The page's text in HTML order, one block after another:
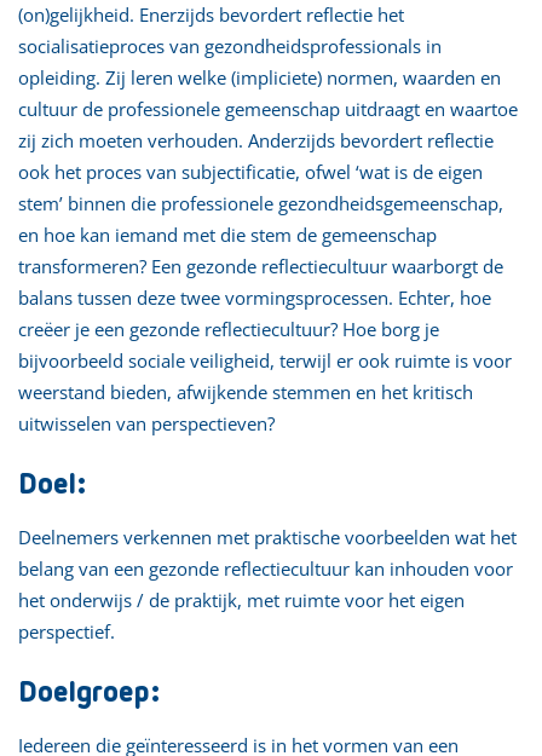
(on)gelijkheid. Enerzijds bevordert reflectie het
socialisatieproces van gezondheidsprofessionals in
opleiding. Zij leren welke (impliciete) normen, waarden en
cultuur de professionele gemeenschap uitdraagt en waartoe
zij zich moeten verhouden. Anderzijds bevordert reflectie
ook het proces van subjectificatie, ofwel ‘wat is de eigen
stem’ binnen die professionele gezondheidsgemeenschap,
en hoe kan iemand met die stem de gemeenschap
transformeren? Een gezonde reflectiecultuur waarborgt de
balans tussen deze twee vormingsprocessen. Echter, hoe
creëer je een gezonde reflectiecultuur? Hoe borg je
bijvoorbeeld sociale veiligheid, terwijl er ook ruimte is voor
weerstand bieden, afwijkende stemmen en het kritisch
uitwisselen van perspectieven?
Doel:
Deelnemers verkennen met praktische voorbeelden wat het
belang van een gezonde reflectiecultuur kan inhouden voor
het onderwijs / de praktijk, met ruimte voor het eigen
perspectief.
Doelgroep:
Iedereen die geïnteresseerd is in het vormen van een